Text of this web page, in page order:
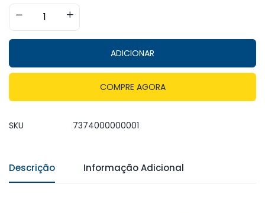
ADICIONAR
COMPRE AGORA
SKU 7374000000001
Descrição Informação Adicional